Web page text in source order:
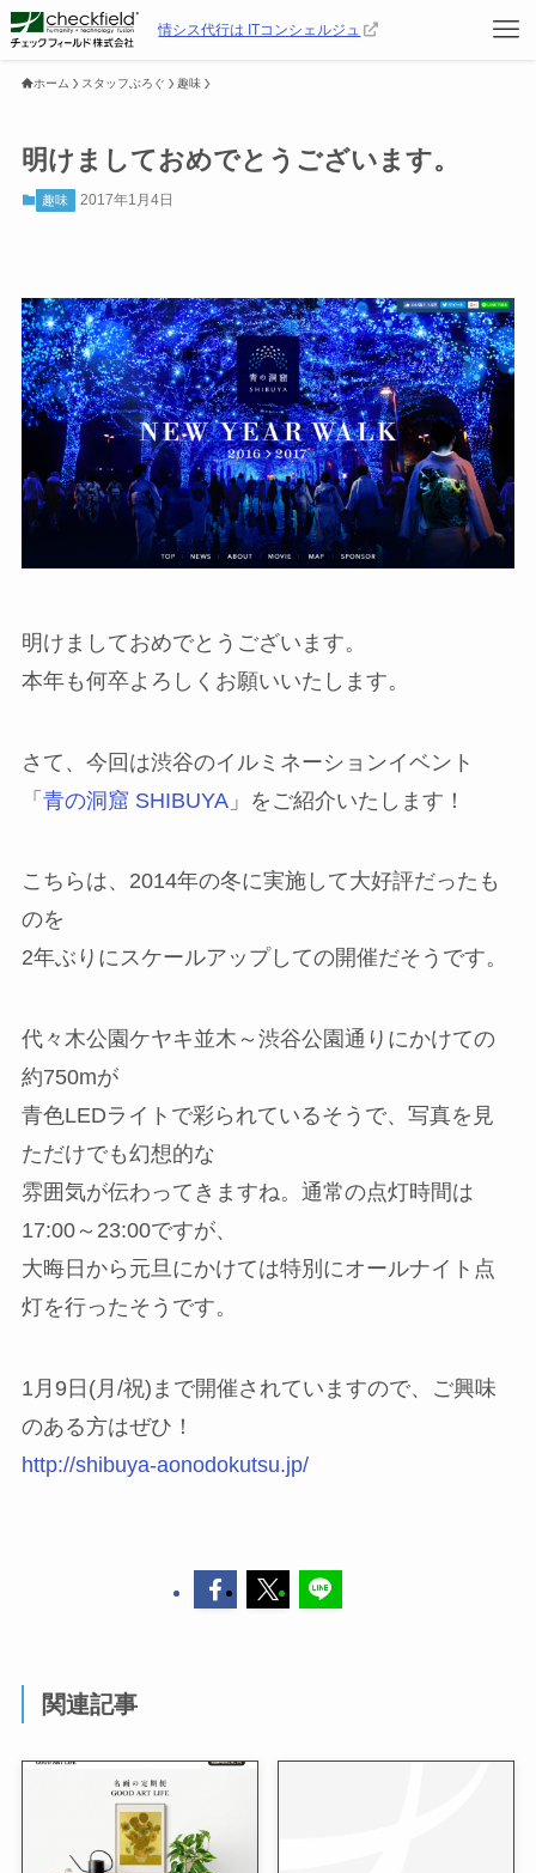
情シス代行は ITコンシェルジュ
ホーム スタッフぶろぐ 趣味
明けましておめでとうございます。
趣味 2017年1月4日
明けましておめでとうございます。
本年も何卒よろしくお願いいたします。
さて、今回は渋谷のイルミネーションイベント
「 青の洞窟 SHIBUYA」をご紹介いたします！
こちらは、2014年の冬に実施して大好評だったも
のを
2年ぶりにスケールアップしての開催だそうです。
代々木公園ケヤキ並木～渋谷公園通りにかけての
約750mが
青色LEDライトで彩られているそうで、写真を見
ただけでも幻想的な
雰囲気が伝わってきますね。通常の点灯時間は
17:00～23:00ですが、
大晦日から元旦にかけては特別にオールナイト点
灯を行ったそうです。
1月9日(月/祝)まで開催されていますので、ご興味
のある方はぜひ！
http://shibuya-aonodokutsu.jp/
関連記事